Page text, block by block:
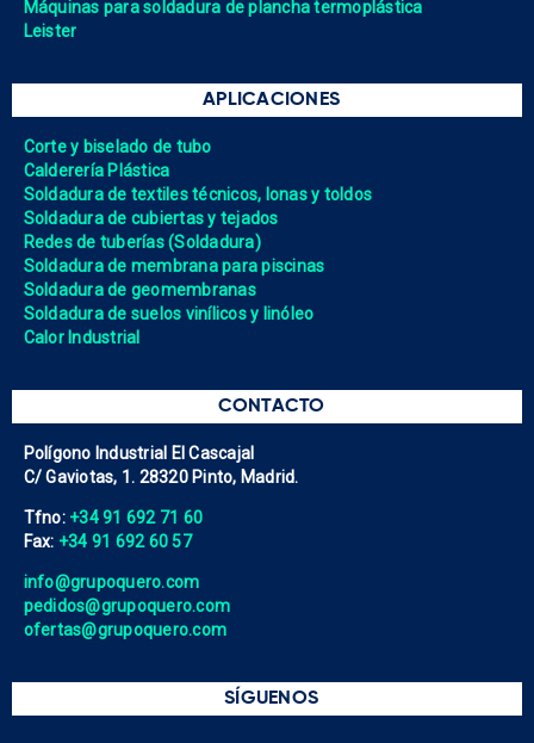
Máquinas para soldadura de plancha termoplástica
Leister
APLICACIONES
Corte y biselado de tubo
Calderería Plástica
Soldadura de textiles técnicos, lonas y toldos
Soldadura de cubiertas y tejados
Redes de tuberías (Soldadura)
Soldadura de membrana para piscinas
Soldadura de geomembranas
Soldadura de suelos vinílicos y linóleo
Calor Industrial
CONTACTO
Polígono Industrial El Cascajal
C/ Gaviotas, 1. 28320 Pinto, Madrid.
Tfno: +34 91 692 71 60
Fax: +34 91 692 60 57
info@grupoquero.com
pedidos@grupoquero.com
ofertas@grupoquero.com
SÍGUENOS